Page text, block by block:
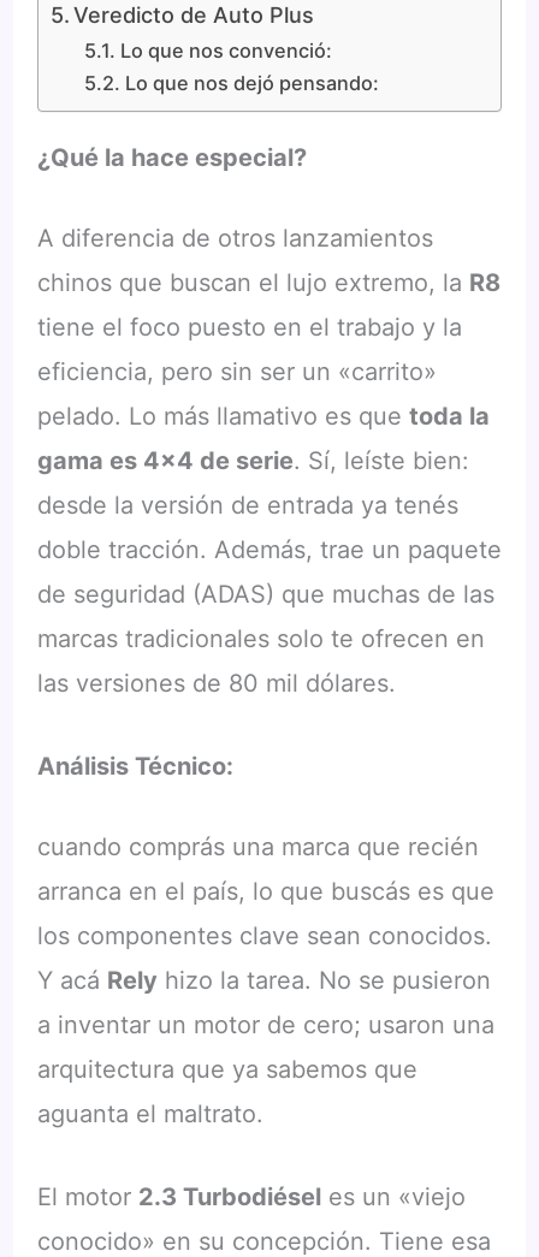
Veredicto de Auto Plus
Lo que nos convenció:
Lo que nos dejó pensando:
¿Qué la hace especial?
A diferencia de otros lanzamientos
chinos que buscan el lujo extremo, la R8
tiene el foco puesto en el trabajo y la
eficiencia, pero sin ser un «carrito»
pelado. Lo más llamativo es que toda la
gama es 4×4 de serie. Sí, leíste bien:
desde la versión de entrada ya tenés
doble tracción. Además, trae un paquete
de seguridad (ADAS) que muchas de las
marcas tradicionales solo te ofrecen en
las versiones de 80 mil dólares.
Análisis Técnico:
cuando comprás una marca que recién
arranca en el país, lo que buscás es que
los componentes clave sean conocidos.
Y acá Rely hizo la tarea. No se pusieron
a inventar un motor de cero; usaron una
arquitectura que ya sabemos que
aguanta el maltrato.
El motor 2.3 Turbodiéseles un «viejo
conocido» en su concepción. Tiene esa